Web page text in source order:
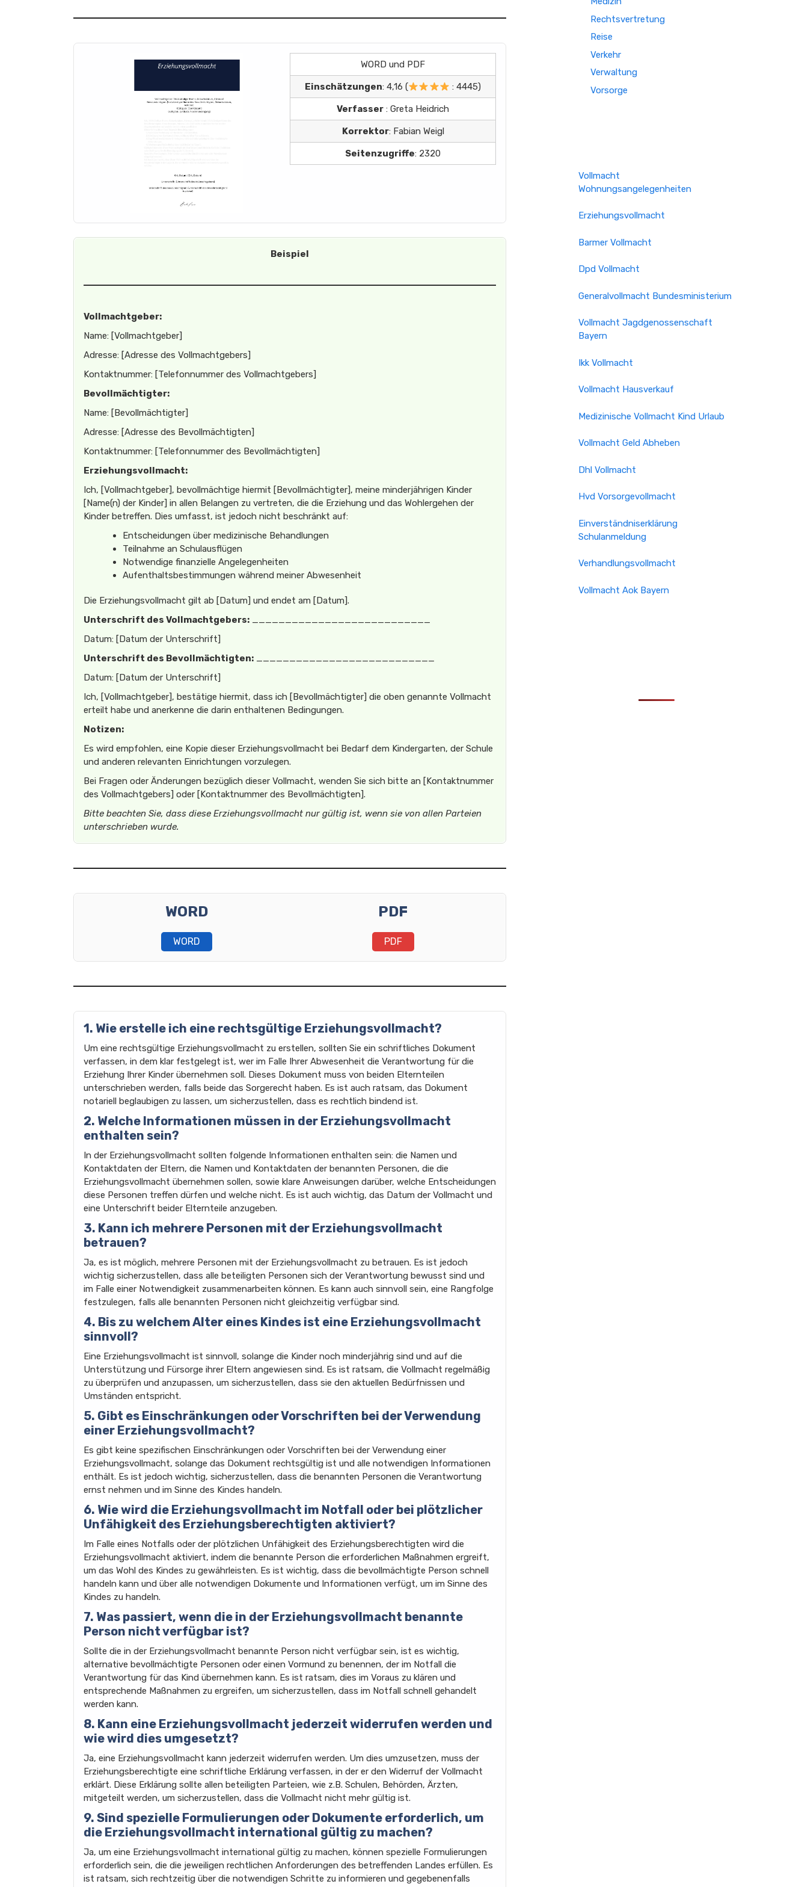
WORD und PDF
Einschätzungen: 4,16 ( : 4445)
Verfasser : Greta Heidrich
Korrektor: Fabian Weigl
Seitenzugriffe: 2320
Beispiel
Vollmachtgeber:
Name: [Vollmachtgeber]
Adresse: [Adresse des Vollmachtgebers]
Kontaktnummer: [Telefonnummer des Vollmachtgebers]
Bevollmächtigter:
Name: [Bevollmächtigter]
Adresse: [Adresse des Bevollmächtigten]
Kontaktnummer: [Telefonnummer des Bevollmächtigten]
Erziehungsvollmacht:
Ich, [Vollmachtgeber], bevollmächtige hiermit [Bevollmächtigter], meine minderjährigen Kinder
[Name(n) der Kinder] in allen Belangen zu vertreten, die die Erziehung und das Wohlergehen der
Kinder betreffen. Dies umfasst, ist jedoch nicht beschränkt auf:
Entscheidungen über medizinische Behandlungen
Teilnahme an Schulausflügen
Notwendige finanzielle Angelegenheiten
Aufenthaltsbestimmungen während meiner Abwesenheit
Die Erziehungsvollmacht gilt ab [Datum] und endet am [Datum].
Unterschrift des Vollmachtgebers:
Datum: [Datum der Unterschrift]
Unterschrift des Bevollmächtigten:
Datum: [Datum der Unterschrift]
Ich, [Vollmachtgeber], bestätige hiermit, dass ich [Bevollmächtigter] die oben genannte Vollmacht
erteilt habe und anerkenne die darin enthaltenen Bedingungen.
Notizen:
Es wird empfohlen, eine Kopie dieser Erziehungsvollmacht bei Bedarf dem Kindergarten, der Schule
und anderen relevanten Einrichtungen vorzulegen.
Bei Fragen oder Änderungen bezüglich dieser Vollmacht, wenden Sie sich bitte an [Kontaktnummer
des Vollmachtgebers] oder [Kontaktnummer des Bevollmächtigten].
Bitte beachten Sie, dass diese Erziehungsvollmacht nur gültig ist, wenn sie von allen Parteien
unterschrieben wurde.
WORD
WORD
PDF
PDF
1. Wie erstelle ich eine rechtsgültige Erziehungsvollmacht?
Um eine rechtsgültige Erziehungsvollmacht zu erstellen, sollten Sie ein schriftliches Dokument
verfassen, in dem klar festgelegt ist, wer im Falle Ihrer Abwesenheit die Verantwortung für die
Erziehung Ihrer Kinder übernehmen soll. Dieses Dokument muss von beiden Elternteilen
unterschrieben werden, falls beide das Sorgerecht haben. Es ist auch ratsam, das Dokument
notariell beglaubigen zu lassen, um sicherzustellen, dass es rechtlich bindend ist.
2. Welche Informationen müssen in der Erziehungsvollmacht
enthalten sein?
In der Erziehungsvollmacht sollten folgende Informationen enthalten sein: die Namen und
Kontaktdaten der Eltern, die Namen und Kontaktdaten der benannten Personen, die die
Erziehungsvollmacht übernehmen sollen, sowie klare Anweisungen darüber, welche Entscheidungen
diese Personen treffen dürfen und welche nicht. Es ist auch wichtig, das Datum der Vollmacht und
eine Unterschrift beider Elternteile anzugeben.
3. Kann ich mehrere Personen mit der Erziehungsvollmacht
betrauen?
Ja, es ist möglich, mehrere Personen mit der Erziehungsvollmacht zu betrauen. Es ist jedoch
wichtig sicherzustellen, dass alle beteiligten Personen sich der Verantwortung bewusst sind und
im Falle einer Notwendigkeit zusammenarbeiten können. Es kann auch sinnvoll sein, eine Rangfolge
festzulegen, falls alle benannten Personen nicht gleichzeitig verfügbar sind.
4. Bis zu welchem Alter eines Kindes ist eine Erziehungsvollmacht
sinnvoll?
Eine Erziehungsvollmacht ist sinnvoll, solange die Kinder noch minderjährig sind und auf die
Unterstützung und Fürsorge ihrer Eltern angewiesen sind. Es ist ratsam, die Vollmacht regelmäßig
zu überprüfen und anzupassen, um sicherzustellen, dass sie den aktuellen Bedürfnissen und
Umständen entspricht.
5. Gibt es Einschränkungen oder Vorschriften bei der Verwendung
einer Erziehungsvollmacht?
Es gibt keine spezifischen Einschränkungen oder Vorschriften bei der Verwendung einer
Erziehungsvollmacht, solange das Dokument rechtsgültig ist und alle notwendigen Informationen
enthält. Es ist jedoch wichtig, sicherzustellen, dass die benannten Personen die Verantwortung
ernst nehmen und im Sinne des Kindes handeln.
6. Wie wird die Erziehungsvollmacht im Notfall oder bei plötzlicher
Unfähigkeit des Erziehungsberechtigten aktiviert?
Im Falle eines Notfalls oder der plötzlichen Unfähigkeit des Erziehungsberechtigten wird die
Erziehungsvollmacht aktiviert, indem die benannte Person die erforderlichen Maßnahmen ergreift,
um das Wohl des Kindes zu gewährleisten. Es ist wichtig, dass die bevollmächtigte Person schnell
handeln kann und über alle notwendigen Dokumente und Informationen verfügt, um im Sinne des
Kindes zu handeln.
7. Was passiert, wenn die in der Erziehungsvollmacht benannte
Person nicht verfügbar ist?
Sollte die in der Erziehungsvollmacht benannte Person nicht verfügbar sein, ist es wichtig,
alternative bevollmächtigte Personen oder einen Vormund zu benennen, der im Notfall die
Verantwortung für das Kind übernehmen kann. Es ist ratsam, dies im Voraus zu klären und
entsprechende Maßnahmen zu ergreifen, um sicherzustellen, dass im Notfall schnell gehandelt
werden kann.
8. Kann eine Erziehungsvollmacht jederzeit widerrufen werden und
wie wird dies umgesetzt?
Ja, eine Erziehungsvollmacht kann jederzeit widerrufen werden. Um dies umzusetzen, muss der
Erziehungsberechtigte eine schriftliche Erklärung verfassen, in der er den Widerruf der Vollmacht
erklärt. Diese Erklärung sollte allen beteiligten Parteien, wie z.B. Schulen, Behörden, Ärzten,
mitgeteilt werden, um sicherzustellen, dass die Vollmacht nicht mehr gültig ist.
9. Sind spezielle Formulierungen oder Dokumente erforderlich, um
die Erziehungsvollmacht international gültig zu machen?
Ja, um eine Erziehungsvollmacht international gültig zu machen, können spezielle Formulierungen
erforderlich sein, die die jeweiligen rechtlichen Anforderungen des betreffenden Landes erfüllen. Es
ist ratsam, sich rechtzeitig über die notwendigen Schritte zu informieren und gegebenenfalls
Rechtsvertretung
Reise
Verkehr
Verwaltung
Vorsorge
Vollmacht
Wohnungsangelegenheiten
Erziehungsvollmacht
Barmer Vollmacht
Dpd Vollmacht
Generalvollmacht Bundesministerium
Vollmacht Jagdgenossenschaft
Bayern
Ikk Vollmacht
Vollmacht Hausverkauf
Medizinische Vollmacht Kind Urlaub
Vollmacht Geld Abheben
Dhl Vollmacht
Hvd Vorsorgevollmacht
Einverständniserklärung
Schulanmeldung
Verhandlungsvollmacht
Vollmacht Aok Bayern